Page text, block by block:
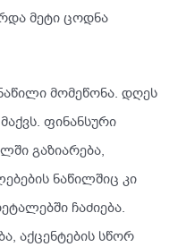
მეტი ცოდნა
მომეწონა. დღეს
ფინანსური
გაზიარება,
ნაწილშიც კი
ჩაძიება.
აქცენტების სწორ